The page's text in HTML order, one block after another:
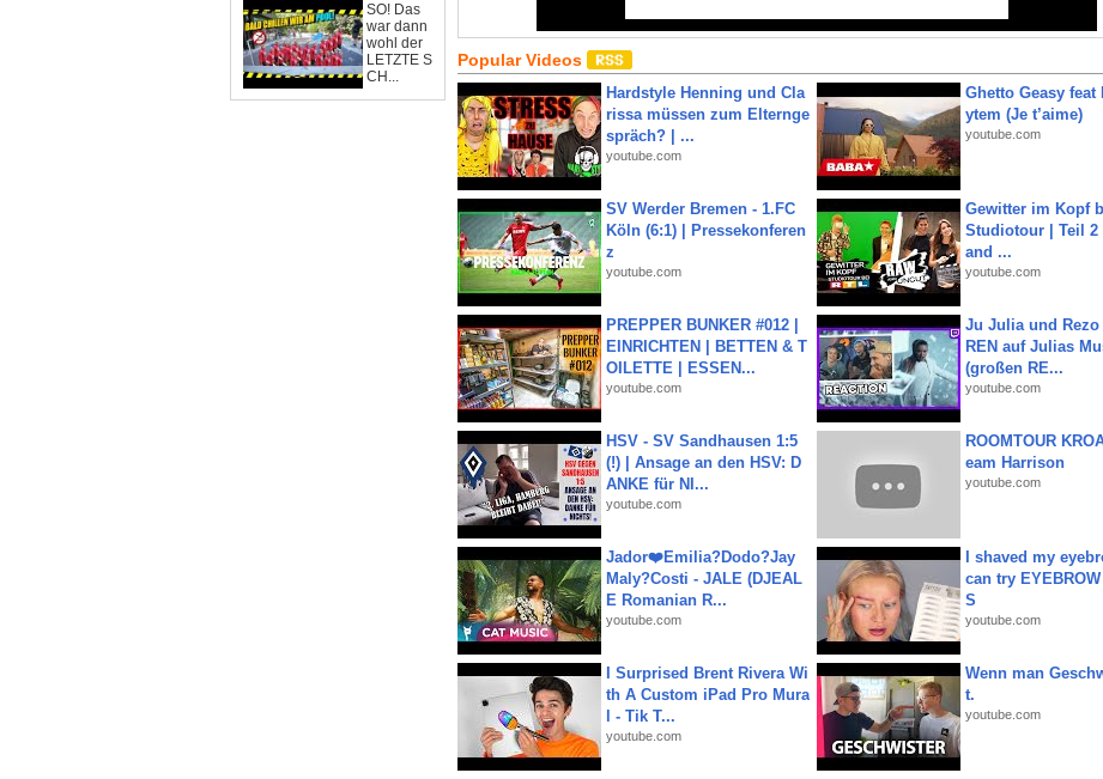
SO! Das
war dann
wohl der
LETZTE S
CH...
Popular Videos
Hardstyle Henning und Cla
rissa müssen zum Elternge
spräch? | ...
youtube.com
Ghetto Geasy feat
ytem (Je t’aime)
youtube.com
SV Werder Bremen - 1.FC
Köln (6:1) | Pressekonferen
z
youtube.com
Gewitter im Kopf
Studiotour | Teil 2
and ...
youtube.com
PREPPER BUNKER #012 |
EINRICHTEN | BETTEN & T
OILETTE | ESSEN...
youtube.com
Ju Julia und Rezo
REN auf Julias
(großen RE...
youtube.com
HSV - SV Sandhausen 1:5
(!) | Ansage an den HSV: D
ANKE für NI...
youtube.com
ROOMTOUR
eam Harrison
youtube.com
Jador❤️Emilia?Dodo?Jay
Maly?Costi - JALE (DJEAL
E Romanian R...
youtube.com
I shaved my
can try EYEBROW
S
youtube.com
I Surprised Brent Rivera Wi
th A Custom iPad Pro Mura
l - Tik T...
youtube.com
Wenn man
t.
youtube.com